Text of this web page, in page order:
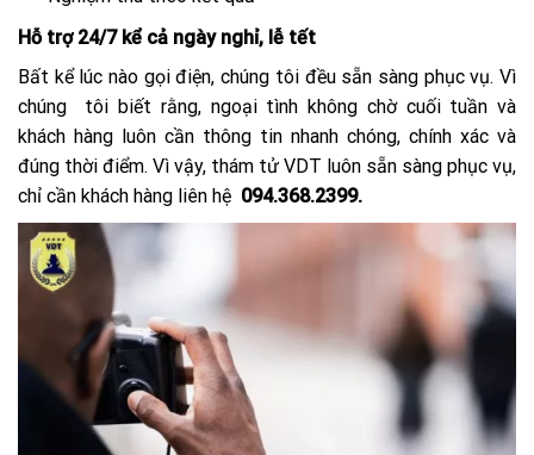
Hỗ trợ 24/7 kể cả ngày nghỉ, lễ tết
Bất kể lúc nào gọi điện, chúng tôi đều sẵn sàng phục vụ. Vì
chúng tôi biết rằng, ngoại tình không chờ cuối tuần và
khách hàng luôn cần thông tin nhanh chóng, chính xác và
đúng thời điểm. Vì vậy, thám tử VDT luôn sẵn sàng phục vụ,
chỉ cần khách hàng liên hệ 094.368.2399.